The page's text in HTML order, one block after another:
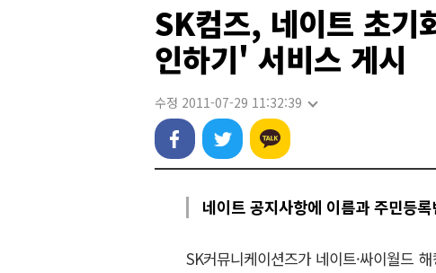
SK컴즈, 네이트 초기
인하기' 서비스 게시
수정 2011-07-29 11:32:39
네이트 공지사항에 이름과 주민등
SK커뮤니케이션즈가 네이트·싸이월드